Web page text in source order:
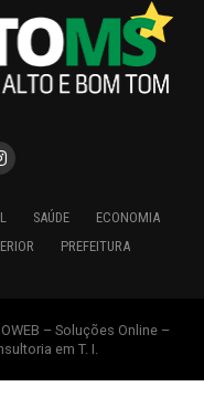
SAÚDE
ECONOMIA
PREFEITURA
– Soluções Online –
em T. I.